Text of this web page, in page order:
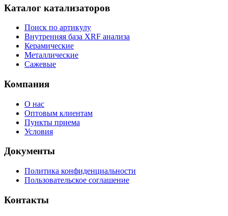
Каталог катализаторов
Поиск по артикулу
Внутренняя база XRF анализа
Керамические
Металлические
Сажевые
Компания
О нас
Оптовым клиентам
Пункты приема
Условия
Документы
Политика конфиденциальности
Пользовательское соглашение
Контакты